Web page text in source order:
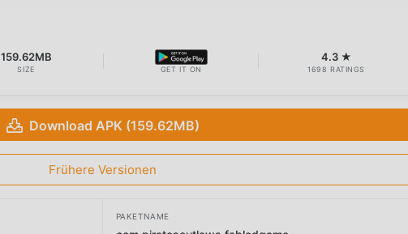
159.62MB
SIZE GET IT ON
4.3 ★
1698 RATINGS
Download APK (159.62MB)
Frühere Versionen
PAKETNAME